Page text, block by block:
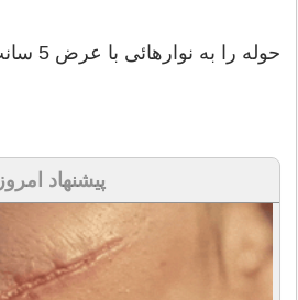
حوله را به نوارهائی با عرض 5 سانت ببرید .
پیشنهاد امروز